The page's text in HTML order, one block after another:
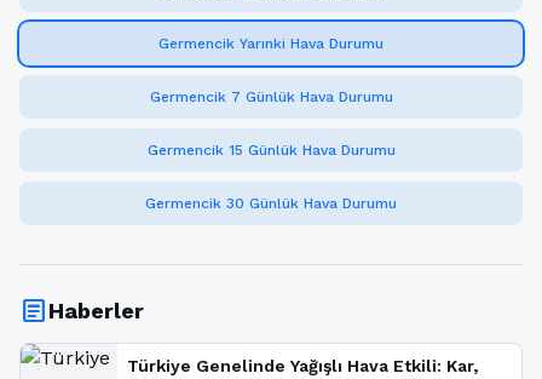
Germencik Yarınki Hava Durumu
Germencik 7 Günlük Hava Durumu
Germencik 15 Günlük Hava Durumu
Germencik 30 Günlük Hava Durumu
articleHaberler
Türkiye Genelinde Yağışlı Hava Etkili: Kar,